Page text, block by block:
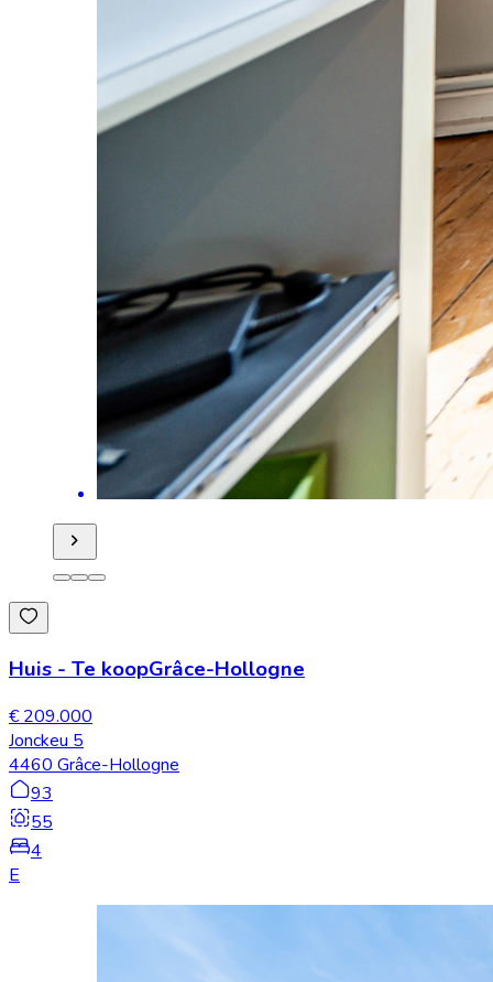
Huis - Te koopGrâce-Hollogne
€ 209.000
Jonckeu 5
4460 Grâce-Hollogne
93
55
4
E